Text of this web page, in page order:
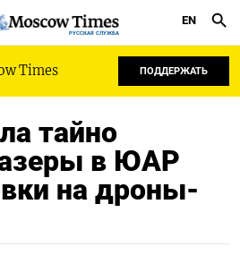
РУССКАЯ СЛУЖБА
EN
Times ПОДДЕРЖАТЬ
тайно
в ЮАР
на дроны-